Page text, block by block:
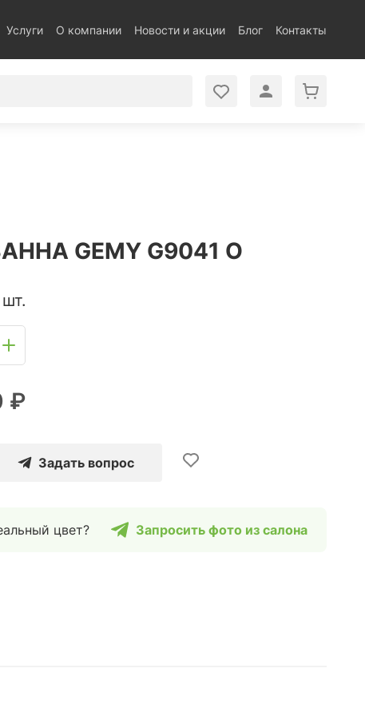
Услуги О компании Новости и акции Блог Контакты
GEMY G9041 O
шт.
₽
Задать вопрос
цвет? Запросить фото из салона